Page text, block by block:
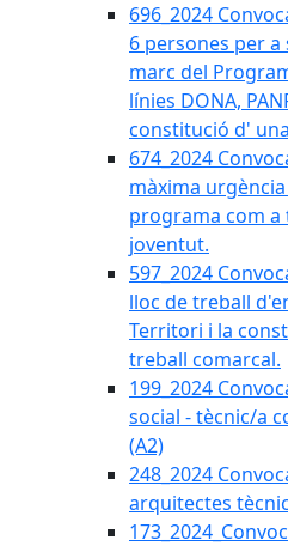
696_2024
6 persones per
marc del
línies DONA,
constitució d'
674_2024
màxima
programa com
joventut.
597_2024
lloc de treball
Territori i la
treball comarcal.
199_2024
social - tècnic/a
(A2)
248_2024
arquitectes